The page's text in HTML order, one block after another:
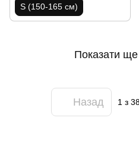
S (150-165 см)
Показати ще
Назад 1 з